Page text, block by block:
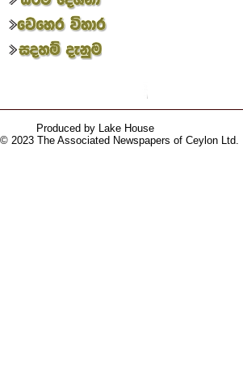
Produced by Lake House
2023 The Associated Newspapers of Ceylon Ltd.